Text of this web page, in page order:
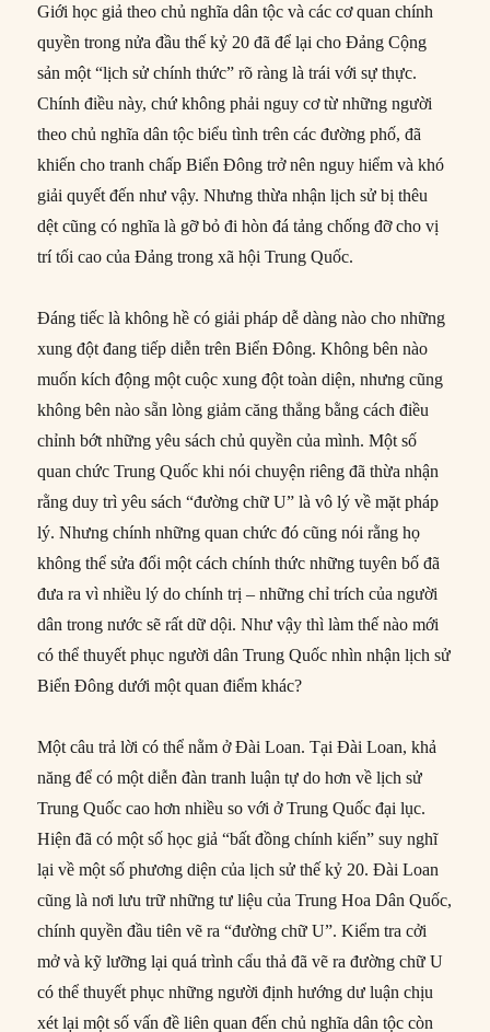
Giới học giả theo chủ nghĩa dân tộc và các cơ quan chính
quyền trong nửa đầu thế kỷ 20 đã để lại cho Đảng Cộng
sản một “lịch sử chính thức” rõ ràng là trái với sự thực.
Chính điều này, chứ không phải nguy cơ từ những người
theo chủ nghĩa dân tộc biểu tình trên các đường phố, đã
khiến cho tranh chấp Biển Đông trở nên nguy hiểm và khó
giải quyết đến như vậy. Nhưng thừa nhận lịch sử bị thêu
dệt cũng có nghĩa là gỡ bỏ đi hòn đá tảng chống đỡ cho vị
trí tối cao của Đảng trong xã hội Trung Quốc.
Đáng tiếc là không hề có giải pháp dễ dàng nào cho những
xung đột đang tiếp diễn trên Biển Đông. Không bên nào
muốn kích động một cuộc xung đột toàn diện, nhưng cũng
không bên nào sẵn lòng giảm căng thẳng bằng cách điều
chỉnh bớt những yêu sách chủ quyền của mình. Một số
quan chức Trung Quốc khi nói chuyện riêng đã thừa nhận
rằng duy trì yêu sách “đường chữ U” là vô lý về mặt pháp
lý. Nhưng chính những quan chức đó cũng nói rằng họ
không thể sửa đổi một cách chính thức những tuyên bố đã
đưa ra vì nhiều lý do chính trị – những chỉ trích của người
dân trong nước sẽ rất dữ dội. Như vậy thì làm thế nào mới
có thể thuyết phục người dân Trung Quốc nhìn nhận lịch sử
Biển Đông dưới một quan điểm khác?
Một câu trả lời có thể nằm ở Đài Loan. Tại Đài Loan, khả
năng để có một diễn đàn tranh luận tự do hơn về lịch sử
Trung Quốc cao hơn nhiều so với ở Trung Quốc đại lục.
Hiện đã có một số học giả “bất đồng chính kiến” suy nghĩ
lại về một số phương diện của lịch sử thế kỷ 20. Đài Loan
cũng là nơi lưu trữ những tư liệu của Trung Hoa Dân Quốc,
chính quyền đầu tiên vẽ ra “đường chữ U”. Kiểm tra cởi
mở và kỹ lưỡng lại quá trình cẩu thả đã vẽ ra đường chữ U
có thể thuyết phục những người định hướng dư luận chịu
xét lại một số vấn đề liên quan đến chủ nghĩa dân tộc còn